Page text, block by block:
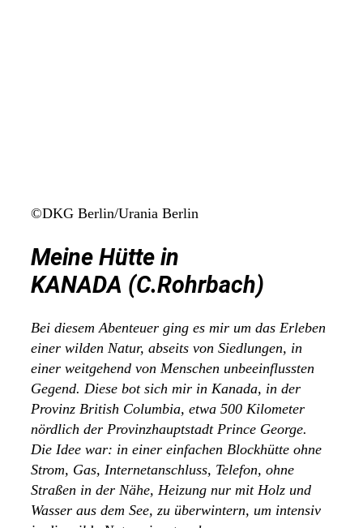
©DKG Berlin/Urania Berlin
Meine Hütte in
KANADA (C.Rohrbach)
Bei diesem Abenteuer ging es mir um das Erleben
einer wilden Natur, abseits von Siedlungen, in
einer weitgehend von Menschen unbeeinflussten
Gegend. Diese bot sich mir in Kanada, in der
Provinz British Columbia, etwa 500 Kilometer
nördlich der Provinzhauptstadt Prince George.
Die Idee war: in einer einfachen Blockhütte ohne
Strom, Gas, Internetanschluss, Telefon, ohne
Straßen in der Nähe, Heizung nur mit Holz und
Wasser aus dem See, zu überwintern, um intensiv